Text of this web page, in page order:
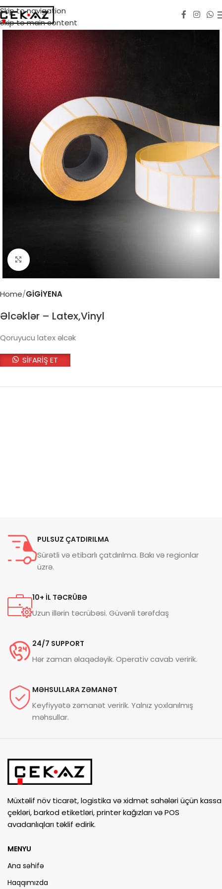
Skip to navigation
Skip to main content
Click to enlarge
Home GİGİYENA
Əlcəklər – Latex,Vinyl
Qoruyucu latex əlcək
SİFARİŞ ET
PULSUZ ÇATDIRILMA
Sürətli və etibarlı çatdırılma. Bakı və regionlar
üzrə.
10+ İL TƏCRÜBƏ
Uzun illərin təcrübəsi. Güvənli tərəfdaş
24/7 SUPPORT
Hər zaman əlaqədəyik. Operativ cavab veririk.
MƏHSULLARA ZƏMANƏT
Keyfiyyətə zəmanət veririk. Yalnız yoxlanılmış
məhsullar.
Müxtəlif növ ticarət, logistika və xidmət sahələri üçün kassa
çekləri, barkod etiketləri, printer kağızları və POS
avadanlıqları təklif edirik.
MENYU
Ana səhifə
Haqqımızda